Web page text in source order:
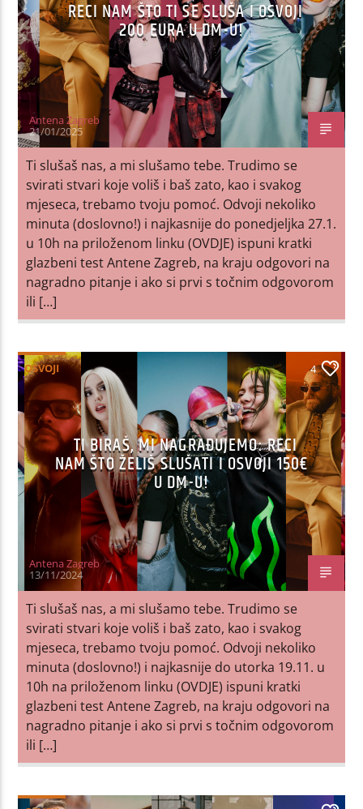
RECI NAM ŠTO TI SE SLUŠA I OSVOJI
200 EURA U DM-U!
Antena Zagreb
21/01/2025
Ti slušaš nas, a mi slušamo tebe. Trudimo se
svirati stvari koje voliš i baš zato, kao i svakog
mjeseca, trebamo tvoju pomoć. Odvoji nekoliko
minuta (doslovno!) i najkasnije do ponedjeljka 27.1.
u 10h na priloženom linku (OVDJE) ispuni kratki
glazbeni test Antene Zagreb, na kraju odgovori na
nagradno pitanje i ako si prvi s točnim odgovorom
ili […]
OSVOJI 4
TI BIRAŠ, MI NAGRAĐUJEMO: RECI
NAM ŠTO ŽELIŠ SLUŠATI I OSVOJI 150€
U DM-U!
Antena Zagreb
13/11/2024
Ti slušaš nas, a mi slušamo tebe. Trudimo se
svirati stvari koje voliš i baš zato, kao i svakog
mjeseca, trebamo tvoju pomoć. Odvoji nekoliko
minuta (doslovno!) i najkasnije do utorka 19.11. u
10h na priloženom linku (OVDJE) ispuni kratki
glazbeni test Antene Zagreb, na kraju odgovori na
nagradno pitanje i ako si prvi s točnim odgovorom
ili […]